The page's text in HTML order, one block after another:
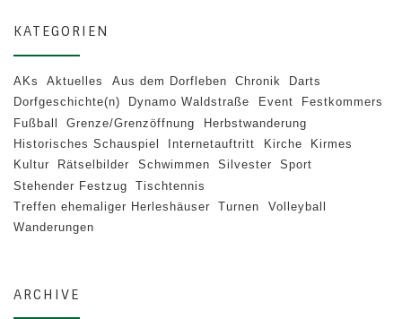
KATEGORIEN
AKs Aktuelles Aus dem Dorfleben Chronik
Darts
Dorfgeschichte(n)
Dynamo Waldstraße Event
Festkommers
Fußball
Grenze/Grenzöffnung
Herbstwanderung
Historisches Schauspiel
Internetauftritt Kirche
Kirmes
Kultur
Rätselbilder Schwimmen Silvester
Sport
Stehender Festzug
Tischtennis
Treffen ehemaliger Herleshäuser
Turnen
Volleyball
Wanderungen
ARCHIVE